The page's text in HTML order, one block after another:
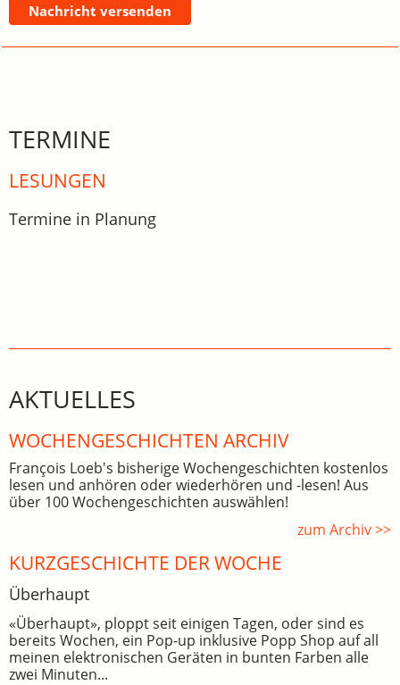
Nachricht versenden
TERMINE
LESUNGEN
Termine in Planung
AKTUELLES
WOCHEN­GE­SCHICHTEN ARCHIV
François Loeb's bisherige Wochengeschichten kostenlos
lesen und anhören oder wiederhören und -lesen! Aus
über 100 Wochengeschichten auswählen!
zum Archiv >>
KURZGESCHICHTE DER WOCHE
Überhaupt
«Überhaupt», ploppt seit einigen Tagen, oder sind es
bereits Wochen, ein Pop-up inklusive Popp Shop auf all
meinen elektronischen Geräten in bunten Farben alle
zwei Minuten...